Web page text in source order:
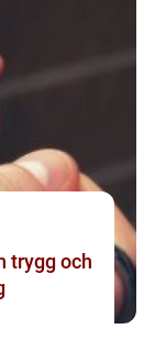
trygg och